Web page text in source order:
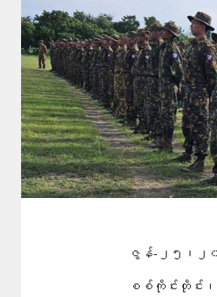
ဇွန်-၂၅၊၂၀၂
စစ်ကိုင်းတိုင်း၊